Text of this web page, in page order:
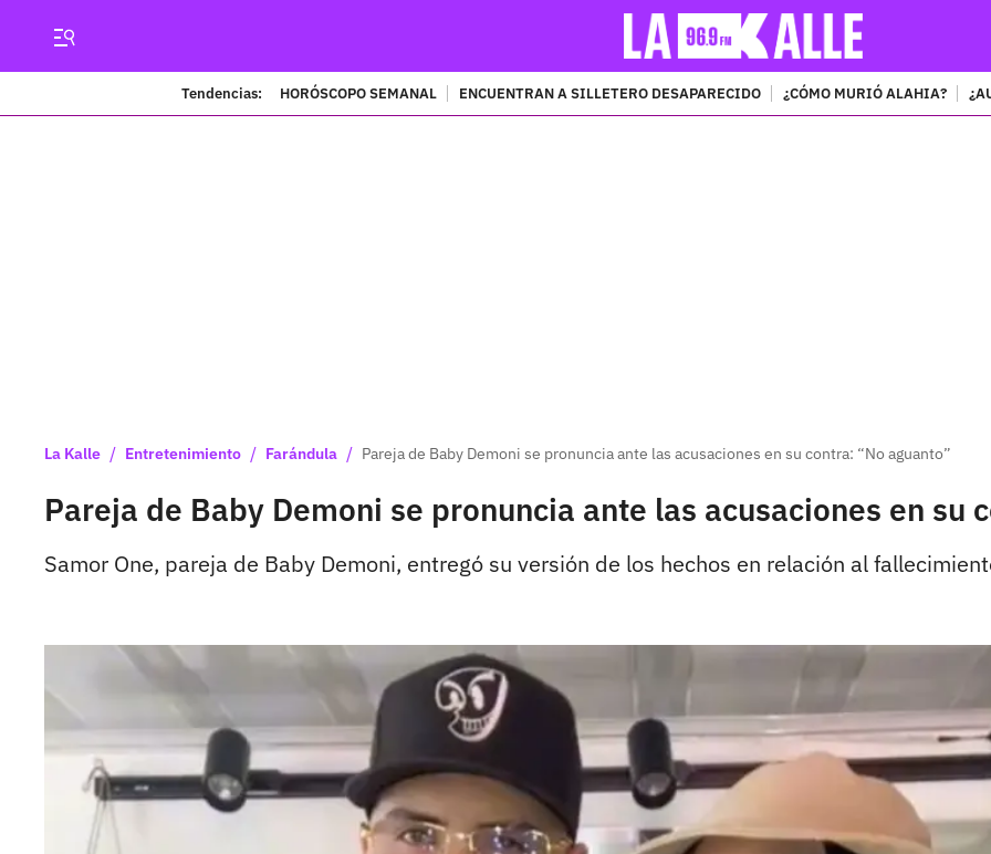
Tendencias: HORÓSCOPO SEMANAL ENCUENTRAN A SILLETERO DESAPARECIDO ¿CÓMO MURIÓ ALAHIA?
La Kalle / Entretenimiento / Farándula / Pareja de Baby Demoni se pronuncia ante las acusaciones en su contra: “No aguanto”
Pareja de Baby Demoni se pronuncia ante las acusaciones en su
Samor One, pareja de Baby Demoni, entregó su versión de los hechos en relación al